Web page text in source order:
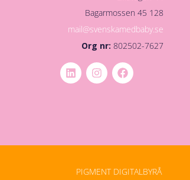
128 45 Bagarmossen
mail@svenskamedbaby.se
Org nr:802502-7627
PIGMENT DIGITALBYRÅ